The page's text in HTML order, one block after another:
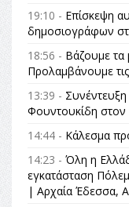
19:10 - Επίσκεψη
δημοσιογράφων
18:56 - Βάζουμε τα
Προλαμβάνουμε
13:39 -
Φουντουκίδη στον
14:44 - Κάλεσμα
14:23 - Όλη η
εγκατάσταση
| Αρχαία Έδεσσα,